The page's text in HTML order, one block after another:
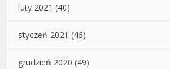
luty 2021 (40)
styczeń 2021 (46)
grudzień 2020 (49)